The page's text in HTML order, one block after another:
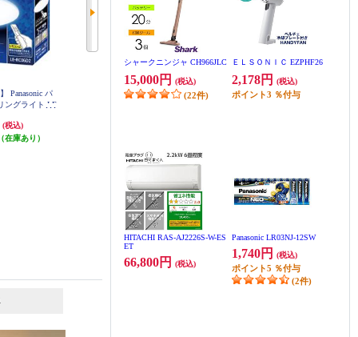
シャークニンジャ CH966JLC
15,000円 (税込)
(22件)
ＥＬＳＯＮＩＣ EZPHF26
2,178円 (税込)
ポイント3 ％付与
HITACHI RAS-AJ2226S-W-ES
ET
66,800円 (税込)
Panasonic LR03NJ-12SW
1,740円 (税込)
ポイント5 ％付与
(2件)
Panasonic パ
ングライト LE
(税込)
在庫あり）
Life on products シーリングファン
Life on products シーリングファン